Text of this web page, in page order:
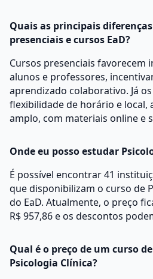
Quais as principais
presenciais e cursos EaD?
Cursos presenciais favorecem
alunos e professores,
aprendizado colaborativo. Já
flexibilidade de horário e local,
amplo, com materiais online e
Onde eu posso estudar
É possível encontrar 41
que disponibilizam o curso de
do EaD. Atualmente, o preço
R$ 957,86 e os descontos
Qual é o preço de um curso
Psicologia Clínica?